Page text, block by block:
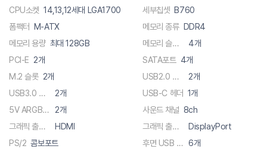
CPU소켓 14,13,12세대 LGA1700 세부칩셋 B760
폼팩터 M-ATX 메모리 종류 DDR4
메모리 용량 최대 128GB 메모리 슬롯 수
4개
PCI-E 2개 SATA포트 4개
M.2 슬롯 2개 USB2.0 헤더
2개
USB3.0 헤더
2개 USB-C 헤더 1개
5V ARGB 헤더
2개 사운드 채널 8ch
그래픽 출력단자
HDMI 그래픽 출력단자
DisplayPort
PS/2 콤보포트 후면 USB 총 단자수 6개